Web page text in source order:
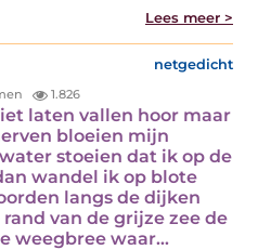
Lees meer >
netgedicht
1.826
laten vallen hoor maar
bloeien mijn
stoeien dat ik op de
wandel ik op blote
langs de dijken
van de grijze zee de
weegbree waar…